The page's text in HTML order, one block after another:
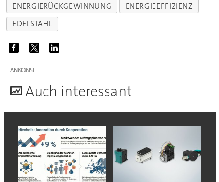
ENERGIERÜCKGEWINNUNG
ENERGIEEFFIZIENZ
EDELSTAHL
ANZEIGE
Auch interessant